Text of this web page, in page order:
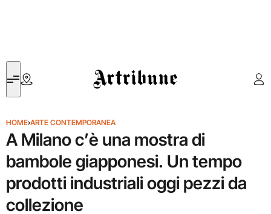
Artribune
HOME›ARTE CONTEMPORANEA
A Milano c’è una mostra di
bambole giapponesi. Un tempo
prodotti industriali oggi pezzi da
collezione